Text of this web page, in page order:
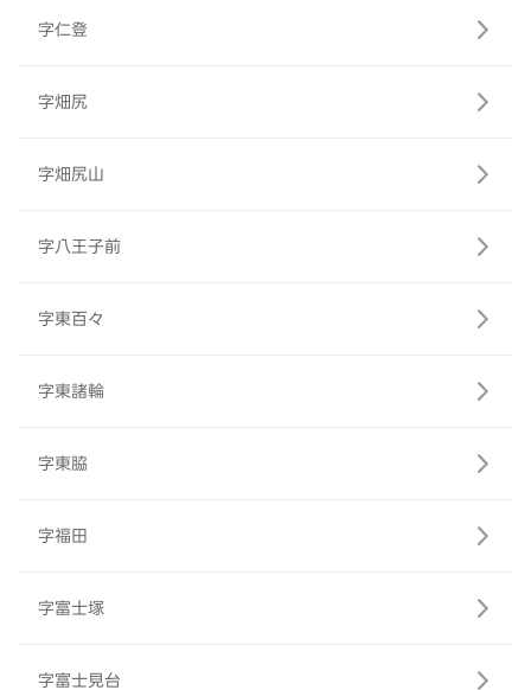
字仁登
字畑尻
字畑尻山
字八王子前
字東百々
字東諸輪
字東脇
字福田
字富士塚
字富士見台